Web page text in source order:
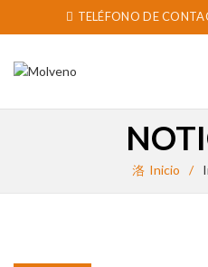
TELÉFONO DE
Inicio